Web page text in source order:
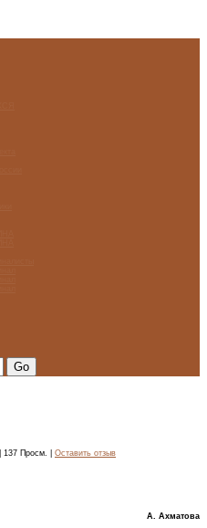
| 137 Просм. | Оставить отзыв
А. Ахматова